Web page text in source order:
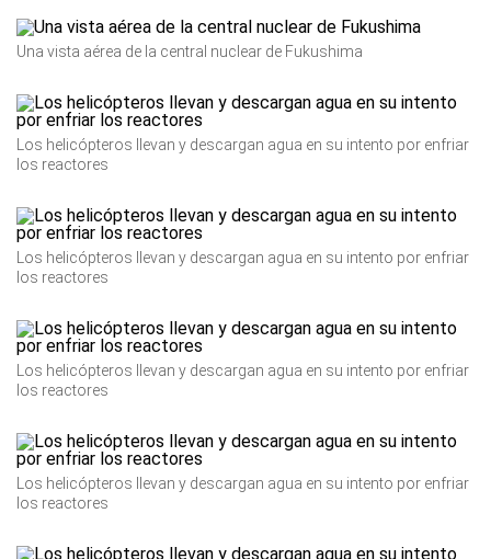
Una vista aérea de la central nuclear de Fukushima
Los helicópteros llevan y descargan agua en su intento por enfriar
los reactores
Los helicópteros llevan y descargan agua en su intento por enfriar
los reactores
Los helicópteros llevan y descargan agua en su intento por enfriar
los reactores
Los helicópteros llevan y descargan agua en su intento por enfriar
los reactores